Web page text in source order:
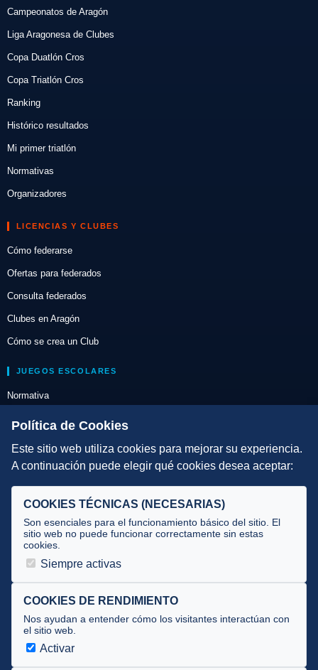
Campeonatos de Aragón
Liga Aragonesa de Clubes
Copa Duatlón Cros
Copa Triatlón Cros
Ranking
Histórico resultados
Mi primer triatlón
Normativas
Organizadores
LICENCIAS Y CLUBES
Cómo federarse
Ofertas para federados
Consulta federados
Clubes en Aragón
Cómo se crea un Club
JUEGOS ESCOLARES
Normativa
Escuelas de Triatlón
DIRECCIÓN TÉCNICA
Selecciones
Tecnificación
JUECES Y OFICIALES
Documentos
Cursos
Circulares oficiales
Convocatorias y Equipaciones
Política de Cookies
Este sitio web utiliza cookies para mejorar su experiencia.
A continuación puede elegir qué cookies desea aceptar:
COOKIES TÉCNICAS (NECESARIAS)
Son esenciales para el funcionamiento básico del sitio. El
sitio web no puede funcionar correctamente sin estas
cookies.
Siempre activas
COOKIES DE RENDIMIENTO
Nos ayudan a entender cómo los visitantes interactúan con
el sitio web.
Activar